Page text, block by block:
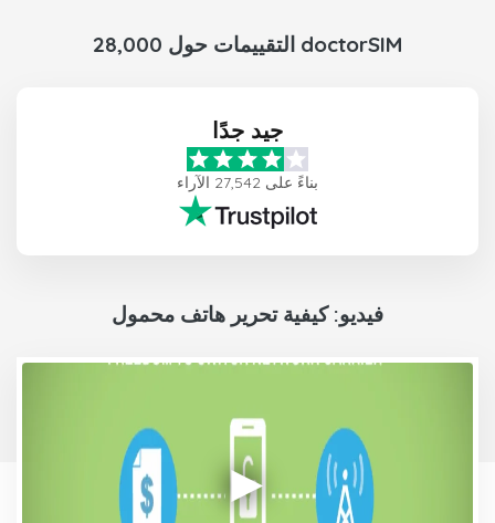
28,000 التقييمات حول doctorSIM
جيد جدًا
بناءً على 27,542 الآراء
فيديو: كيفية تحرير هاتف محمول